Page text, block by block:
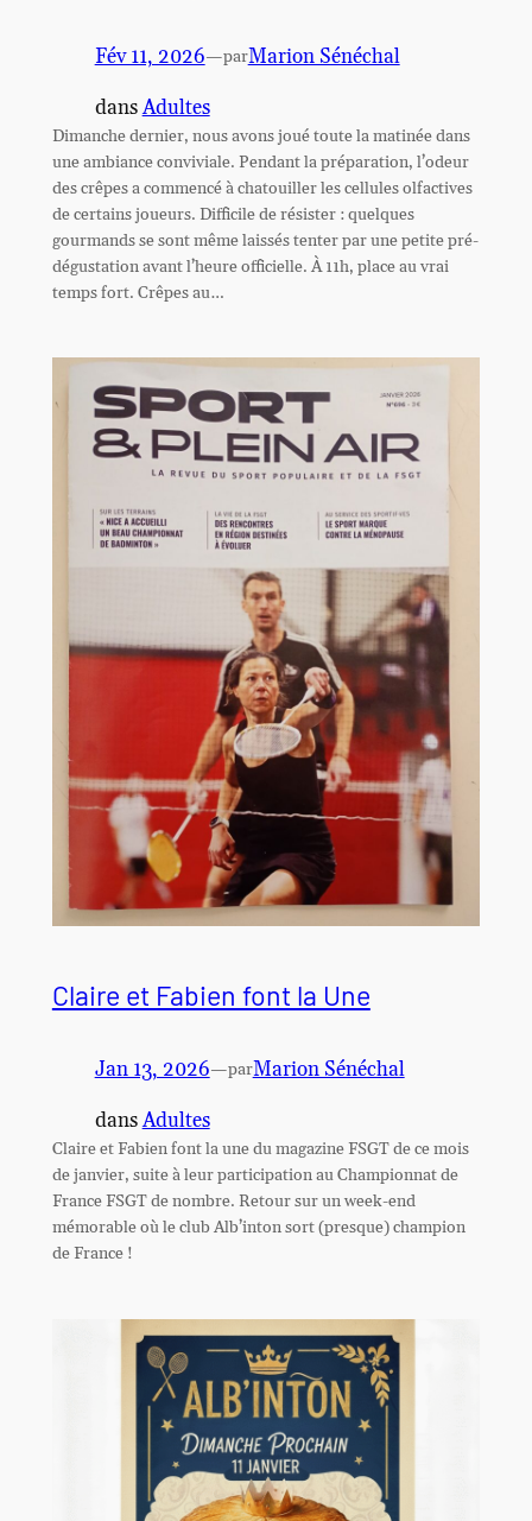
Fév 11, 2026—parMarion Sénéchal
dansAdultes
Dimanche dernier, nous avons joué toute la matinée dans
une ambiance conviviale. Pendant la préparation, l’odeur
des crêpes a commencé à chatouiller les cellules olfactives
de certains joueurs. Difficile de résister : quelques
gourmands se sont même laissés tenter par une petite pré-
dégustation avant l’heure officielle. À 11h, place au vrai
temps fort. Crêpes au…
Claire et Fabien font la Une
Jan 13, 2026—parMarion Sénéchal
dansAdultes
Claire et Fabien font la une du magazine FSGT de ce mois
de janvier, suite à leur participation au Championnat de
France FSGT de nombre. Retour sur un week-end
mémorable où le club Alb’inton sort (presque) champion
de France !